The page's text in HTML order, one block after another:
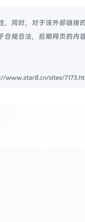
同时，对于该外部链接
合规合法，后期网页的内
www.star8.cn/sites/